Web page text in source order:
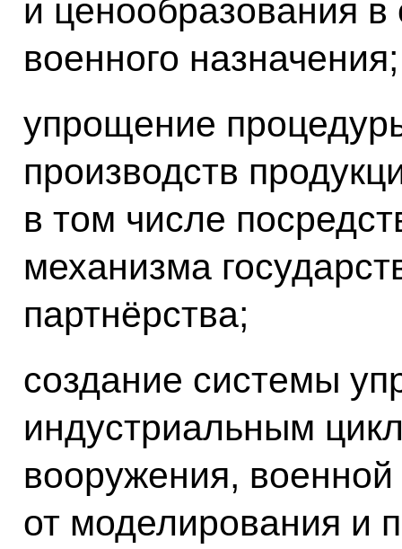
и ценообразования
военного назначения;
упрощение
производств
в том числе
механизма
партнёрства;
создание системы
индустриальным
вооружения,
от моделирования и